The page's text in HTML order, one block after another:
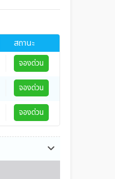
สถานะ
จองด่วน
จองด่วน
จองด่วน